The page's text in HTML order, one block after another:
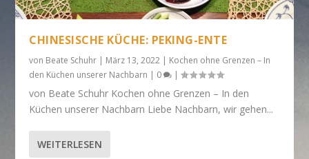
CHINESISCHE KÜCHE: PEKING-ENTE
von Beate Schuhr | März 13, 2022 | Kochen ohne Grenzen – In
den Küchen unserer Nachbarn | 0 |
von Beate Schuhr Kochen ohne Grenzen – In den
Küchen unserer Nachbarn Liebe Nachbarn, wir gehen...
WEITERLESEN